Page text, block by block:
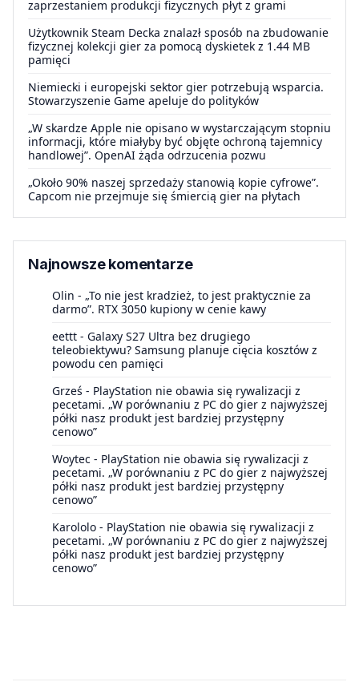
zaprzestaniem produkcji fizycznych płyt z grami
Użytkownik Steam Decka znalazł sposób na zbudowanie
fizycznej kolekcji gier za pomocą dyskietek z 1.44 MB
pamięci
Niemiecki i europejski sektor gier potrzebują wsparcia.
Stowarzyszenie Game apeluje do polityków
„W skardze Apple nie opisano w wystarczającym stopniu
informacji, które miałyby być objęte ochroną tajemnicy
handlowej”. OpenAI żąda odrzucenia pozwu
„Około 90% naszej sprzedaży stanowią kopie cyfrowe”.
Capcom nie przejmuje się śmiercią gier na płytach
Najnowsze komentarze
Olin - „To nie jest kradzież, to jest praktycznie za
darmo”. RTX 3050 kupiony w cenie kawy
eettt - Galaxy S27 Ultra bez drugiego
teleobiektywu? Samsung planuje cięcia kosztów z
powodu cen pamięci
Grześ - PlayStation nie obawia się rywalizacji z
pecetami. „W porównaniu z PC do gier z najwyższej
półki nasz produkt jest bardziej przystępny
cenowo”
Woytec - PlayStation nie obawia się rywalizacji z
pecetami. „W porównaniu z PC do gier z najwyższej
półki nasz produkt jest bardziej przystępny
cenowo”
Karololo - PlayStation nie obawia się rywalizacji z
pecetami. „W porównaniu z PC do gier z najwyższej
półki nasz produkt jest bardziej przystępny
cenowo”